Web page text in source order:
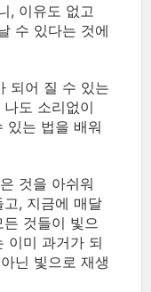
, 이유도 없고
수 있다는 것에
되어 질 수 있는
도 소리없이
있는 법을 배워
것을 아쉬워
, 지금에 매달
것들이 빛으
이미 과거가 되
닌 빛으로 재생